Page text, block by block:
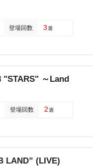
登場回数 3週
"STARS" ～Land
登場回数 2週
LAND” (LIVE)